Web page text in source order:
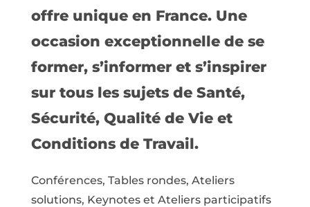
offre unique en France. Une
occasion exceptionnelle de se
former, s’informer et s’inspirer
sur tous les sujets de Santé,
Sécurité, Qualité de Vie et
Conditions de Travail.
Conférences, Tables rondes, Ateliers
solutions, Keynotes et Ateliers participatifs